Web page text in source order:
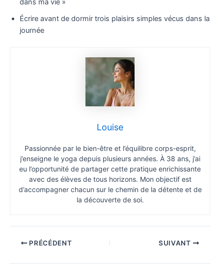
dans ma vie »
Écrire avant de dormir trois plaisirs simples vécus dans la
journée
Louise
Passionnée par le bien-être et l’équilibre corps-esprit,
j’enseigne le yoga depuis plusieurs années. À 38 ans, j’ai
eu l’opportunité de partager cette pratique enrichissante
avec des élèves de tous horizons. Mon objectif est
d’accompagner chacun sur le chemin de la détente et de
la découverte de soi.
PRÉCÉDENT SUIVANT